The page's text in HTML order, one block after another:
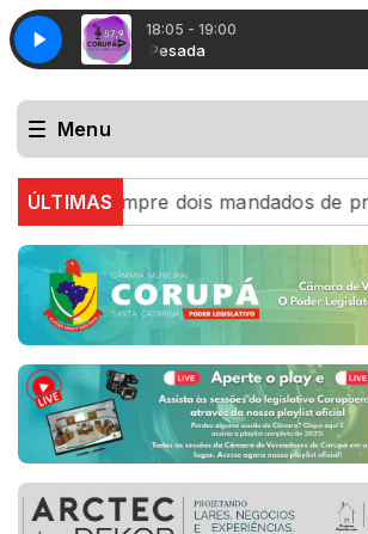
18:05 - 19:00
Carga Pesada
Menu
ÚLTIMAS
cumpre dois mandados de prisão em